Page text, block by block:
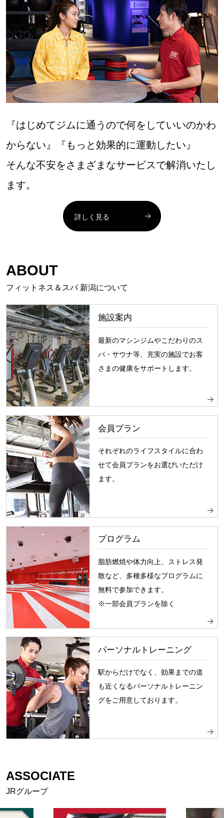
『はじめてジムに通うので何をしていいのかわ
からない』『もっと効果的に運動したい』
そんな不安をさまざまなサービスで解消いたし
ます。
詳しく見る
ABOUT
フィットネス＆スパ 新潟について
施設案内
最新のマシンジムやこだわりのス
パ・サウナ等、充実の施設でお客
さまの健康をサポートします。
会員プラン
それぞれのライフスタイルに合わ
せて会員プランをお選びいただけ
ます。
プログラム
脂肪燃焼や体力向上、ストレス発
散など、多種多様なプログラムに
無料で参加できます。
※一部会員プランを除く
パーソナルトレーニング
駅からだけでなく、効果までの道
も近くなるパーソナルトレーニン
グをご用意しております。
ASSOCIATE
JRグループ